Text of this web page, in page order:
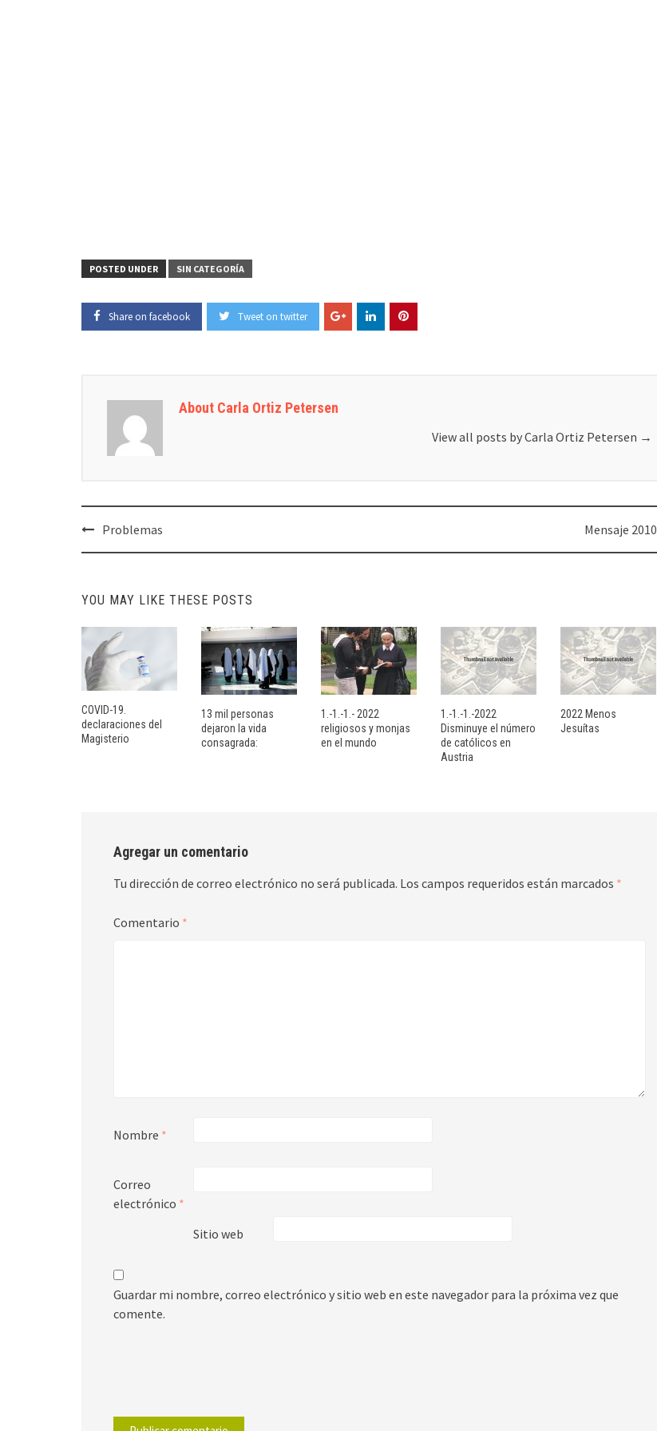
POSTED UNDER SIN CATEGORÍA
Share on facebook Tweet on twitter
About Carla Ortiz Petersen
View all posts by Carla Ortiz Petersen →
Post
navigation
Problemas Mensaje 2010
YOU MAY LIKE THESE POSTS
COVID-19.
declaraciones del
Magisterio
13 mil personas
dejaron la vida
consagrada:
1.-1.-1.- 2022
religiosos y monjas
en el mundo
1.-1.-1.-2022
Disminuye el número
de católicos en
Austria
2022 Menos
Jesuítas
Agregar un comentario
Tu dirección de correo electrónico no será publicada. Los campos requeridos están marcados *
Comentario *
Nombre *
Correo
electrónico *
Sitio web
Guardar mi nombre, correo electrónico y sitio web en este navegador para la próxima vez que
comente.